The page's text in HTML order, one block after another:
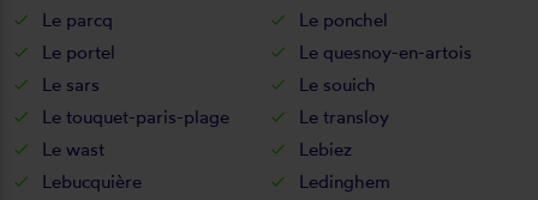
Le parcq
Le ponchel
Le portel
Le quesnoy-en-artois
Le sars
Le souich
Le touquet-paris-plage
Le transloy
Le wast
Lebiez
Lebucquière
Ledinghem